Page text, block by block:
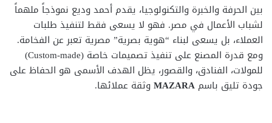
بين الحرفة والخبرة والتكنولوجيا، يقدم أحمد وديع نموذجاً ملهماً
لشباب الأعمال في مصر. فهو لا يسعى فقط لتنفيذ طلبات
العملاء، بل يسعى لبناء “هوية بصرية” مصرية تعبر عن الفخامة.
ومع قدرة المصنع على تنفيذ تصميمات خاصة (Custom-made)
للمولات، الفنادق، والقصور، يظل الهدف الأسمى هو الحفاظ على
جودة تليق باسم MAZARAوثقة عملائها.